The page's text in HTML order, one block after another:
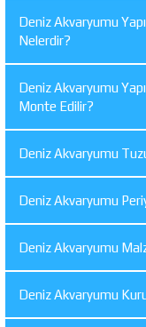
Deniz Akvaryumu
Nelerdir?
Deniz Akvaryumu
Monte Edilir?
Deniz Akvaryumu Tuzu
Deniz Akvaryumu
Deniz Akvaryumu
Deniz Akvaryumu